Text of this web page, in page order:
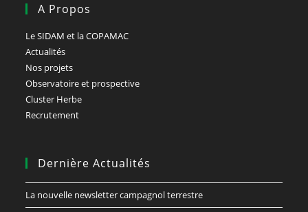
A Propos
Le SIDAM et la COPAMAC
Actualités
Nos projets
Observatoire et prospective
Cluster Herbe
Recrutement
Dernière Actualités
La nouvelle newsletter campagnol terrestre